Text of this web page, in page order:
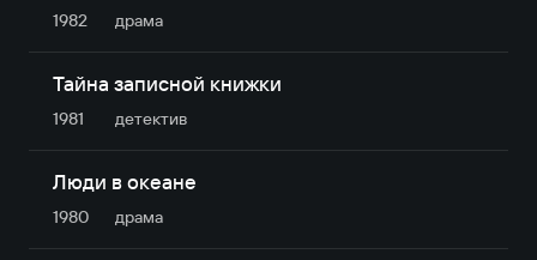
1982 драма
Тайна записной книжки
1981 детектив
Люди в океане
1980 драма